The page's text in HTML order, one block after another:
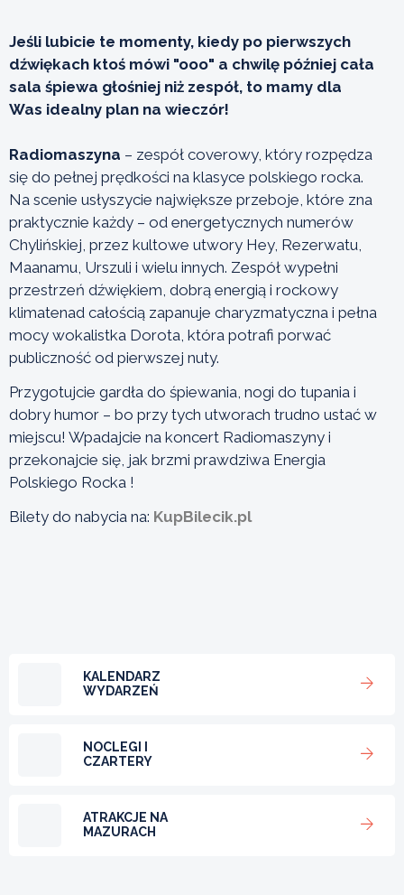
Jeśli lubicie te momenty, kiedy po pierwszych
dźwiękach ktoś mówi "ooo" a chwilę później cała
sala śpiewa głośniej niż zespół, to mamy dla
Was idealny plan na wieczór!
Radiomaszyna – zespół coverowy, który rozpędza
się do pełnej prędkości na klasyce polskiego rocka.
Na scenie usłyszycie największe przeboje, które zna
praktycznie każdy – od energetycznych numerów
Chylińskiej, przez kultowe utwory Hey, Rezerwatu,
Maanamu, Urszuli i wielu innych. Zespół wypełni
przestrzeń dźwiękiem, dobrą energią i rockowy
klimatenad całością zapanuje charyzmatyczna i pełna
mocy wokalistka Dorota, która potrafi porwać
publiczność od pierwszej nuty.
Przygotujcie gardła do śpiewania, nogi do tupania i
dobry humor – bo przy tych utworach trudno ustać w
miejscu! Wpadajcie na koncert Radiomaszyny i
przekonajcie się, jak brzmi prawdziwa Energia
Polskiego Rocka !
Bilety do nabycia na: KupBilecik.pl
KALENDARZ
WYDARZEŃ
NOCLEGI I
CZARTERY
ATRAKCJE NA
MAZURACH